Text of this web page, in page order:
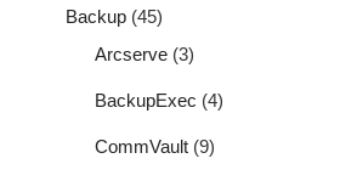
Backup (45)
Arcserve (3)
BackupExec (4)
CommVault (9)